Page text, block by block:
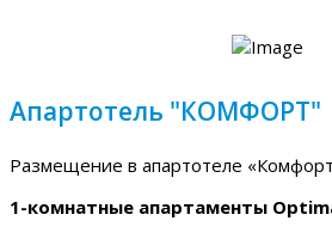
Апартотель "КОМФОРТ"
Размещение в апартотеле
1-комнатные апартаменты